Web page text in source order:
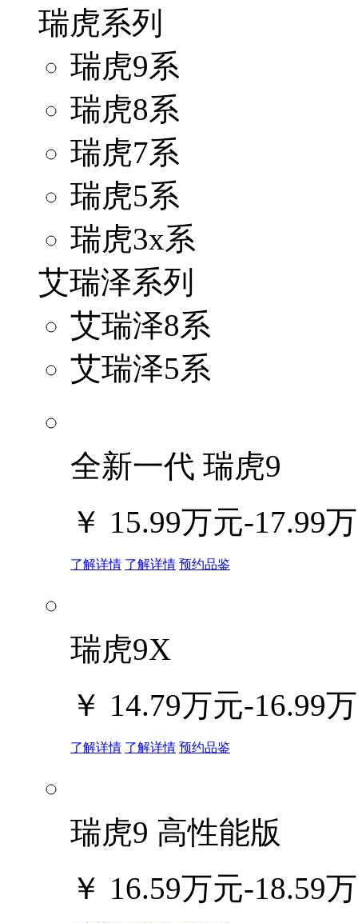
瑞虎系列
瑞虎9系
瑞虎8系
瑞虎7系
瑞虎5系
瑞虎3x系
艾瑞泽系列
艾瑞泽8系
艾瑞泽5系
全新一代 瑞虎9
￥ 15.99万元-17.99
了解详情 了解详情 预约品鉴
瑞虎9X
￥ 14.79万元-16.99
了解详情 了解详情 预约品鉴
瑞虎9 高性能版
￥ 16.59万元-18.59